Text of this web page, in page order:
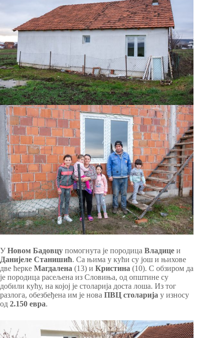
УНовом Бадовцу помогнута је породица Владице и
Данијеле Станишић. Са њима у кући су још и њихове
две ћерке Магдалена (13) и Кристина (10). С обзиром да
је породица расељена из Словиња, од општине су
добили кућу, на којој је столарија доста лоша. Из тог
разлога, обезбеђена им је нова ПВЦ столарија у износу
од 2.150 евра.